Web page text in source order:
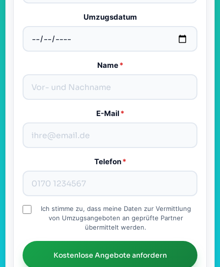
Umzugsdatum
Name*
E-Mail*
Telefon*
Ich stimme zu, dass meine Daten zur Vermittlung
von Umzugsangeboten an geprüfte Partner
übermittelt werden.
Kostenlose Angebote anfordern